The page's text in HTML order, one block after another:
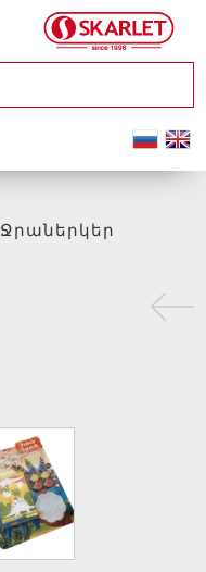
Ջրաներկեր